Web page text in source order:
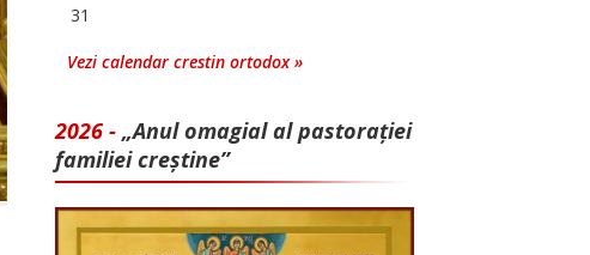
31
Vezi calendar crestin ortodox »
2026 - „Anul omagial al pastorației
familiei creștine”